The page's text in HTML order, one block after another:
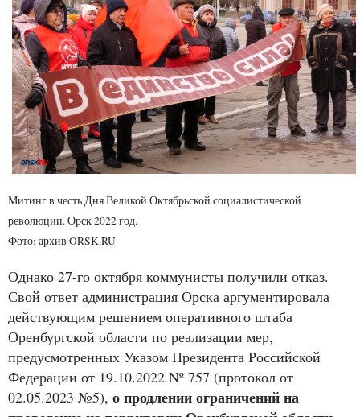
Митинг в честь Дня Великой Октябрьской социалистической
революции. Орск 2022 год.
Фото: архив ORSK.RU
Однако 27-го октября коммунисты получили отказ.
Свой ответ администрация Орска аргументировала
действующим решением оперативного штаба
Оренбургской области по реализации мер,
предусмотренных Указом Президента Российской
Федерации от 19.10.2022 Nº 757 (протокол от
02.05.2023 №5), о продлении ограничений на